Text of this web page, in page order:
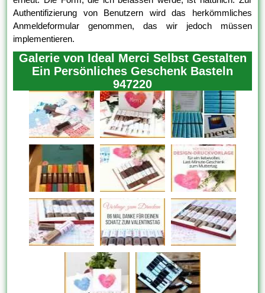
Authentifizierung von Benutzern wird das herkömmliches
Anmeldeformular genommen, das wir jedoch müssen
implementieren.
Galerie von Ideal Merci Selbst Gestalten
Ein Persönliches Geschenk Basteln
947220